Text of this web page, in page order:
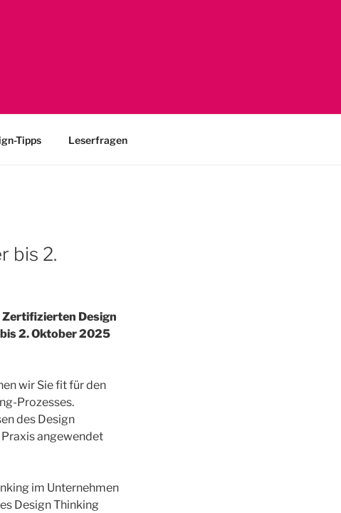
Tipps Leserfragen
bis 2.
Zertifizierten Design
2. Oktober 2025
wir Sie fit für den
Prozesses.
des Design
angewendet
im Unternehmen
Design Thinking